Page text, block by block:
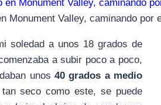
Monument Valley, caminando por
soledad a unos 18 grados de
a subir poco a poco,
unos 40 grados a medio
seco como este, se puede